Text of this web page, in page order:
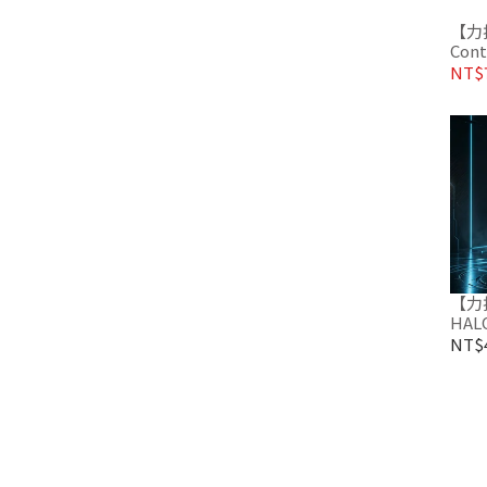
【
【